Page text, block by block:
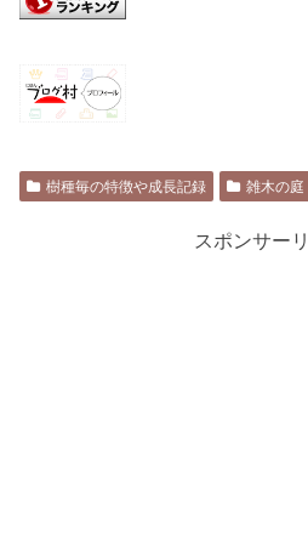
樹種毎の特徴や成長記録 雑木の庭
スポンサー